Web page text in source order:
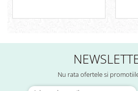
Nu rata ofertele si